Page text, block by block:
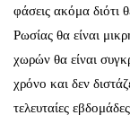
φάσεις ακόμα διότι
Ρωσίας θα είναι
χωρών θα είναι
χρόνο και δεν
τελευταίες